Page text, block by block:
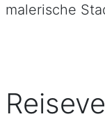
malerische